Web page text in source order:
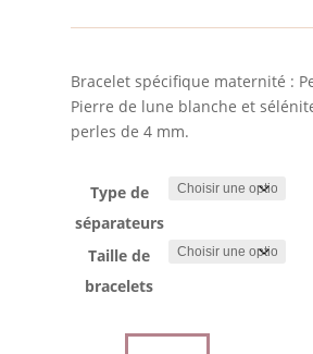
Bracelet spécifique maternité :
Pierre de lune blanche et
perles de 4 mm.
Type de
séparateurs
Taille de
bracelets